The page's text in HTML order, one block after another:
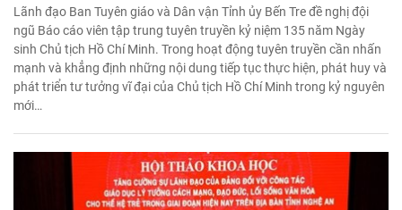
Lãnh đạo Ban Tuyên giáo và Dân vận Tỉnh ủy Bến Tre đề nghị đội
ngũ Báo cáo viên tập trung tuyên truyền kỷ niệm 135 năm Ngày
sinh Chủ tịch Hồ Chí Minh. Trong hoạt động tuyên truyền cần nhấn
mạnh và khẳng định những nội dung tiếp tục thực hiện, phát huy và
phát triển tư tưởng vĩ đại của Chủ tịch Hồ Chí Minh trong kỷ nguyên
mới…